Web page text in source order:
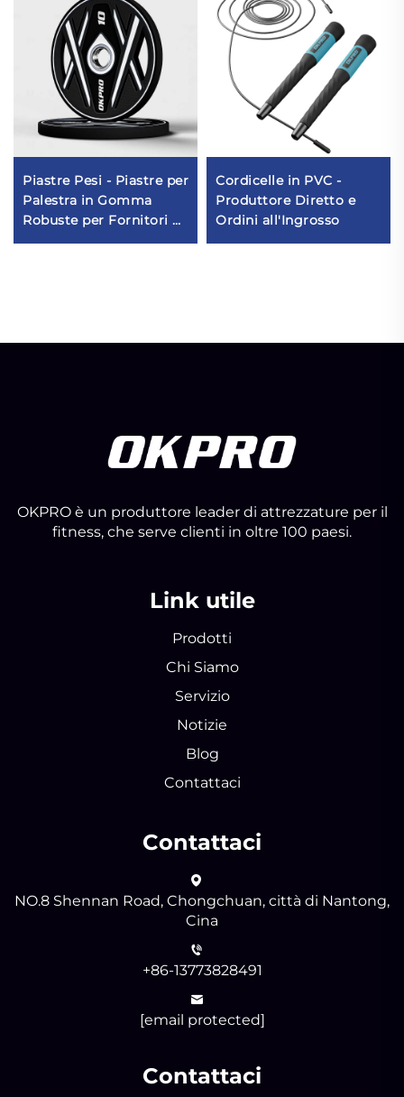
Piastre Pesi - Piastre per
Palestra in Gomma
Robuste per Fornitori di
Equipaggiamenti
Cordicelle in PVC -
Produttore Diretto e
Ordini all'Ingrosso
OKPRO è un produttore leader di attrezzature per il
fitness, che serve clienti in oltre 100 paesi.
Link utile
Prodotti
Chi Siamo
Servizio
Notizie
Blog
Contattaci
Contattaci
NO.8 Shennan Road, Chongchuan, città di Nantong,
Cina
+86-13773828491
[email protected]
Contattaci